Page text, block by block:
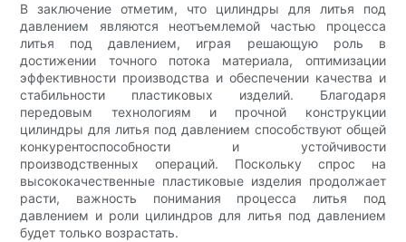
В заключение отметим, что цилиндры для литья под
давлением являются неотъемлемой частью процесса
литья под давлением, играя решающую роль в
достижении точного потока материала, оптимизации
эффективности производства и обеспечении качества и
стабильности пластиковых изделий. Благодаря
передовым технологиям и прочной конструкции
цилиндры для литья под давлением способствуют общей
конкурентоспособности и устойчивости
производственных операций. Поскольку спрос на
высококачественные пластиковые изделия продолжает
расти, важность понимания процесса литья под
давлением и роли цилиндров для литья под давлением
будет только возрастать.